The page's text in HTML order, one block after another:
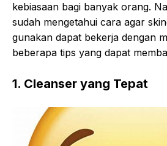
kebiasaan bagi banyak orang.
sudah mengetahui cara agar
gunakan dapat bekerja dengan
beberapa tips yang dapat
1. Cleanser yang Tepat